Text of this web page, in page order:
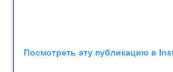
Посмотреть эту публикацию в